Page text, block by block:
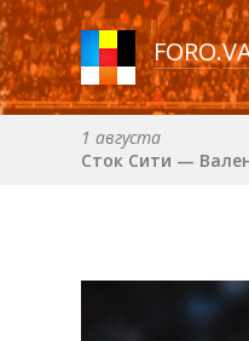
FORO.
1 августа
Сток Сити —
примерно 18
Валенсия —